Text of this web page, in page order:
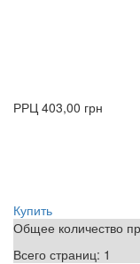
РРЦ 403,00 грн
Купить
Общее количество
Всего страниц: 1